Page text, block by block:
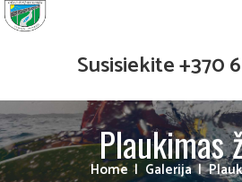
Susisiekite+370
Plaukimas
Home Galerija